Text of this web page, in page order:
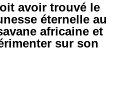
avoir trouvé le
éternelle au
africaine et
sur son